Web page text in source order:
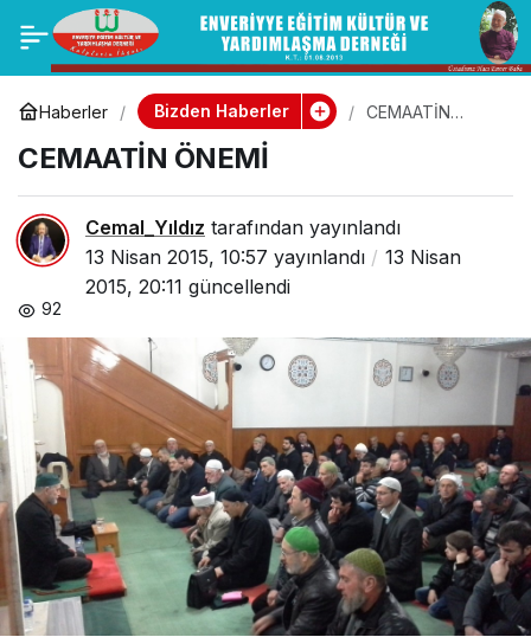
Haberler Bizden Haberler
CEMAATİN
CEMAATİN ÖNEMİ
Cemal_Yıldız tarafından yayınlandı
13 Nisan 2015, 10:57 yayınlandı
13 Nisan
2015, 20:11 güncellendi
92
HACI MUSTAFA SACİT
AKÇAY
1 Paylaş